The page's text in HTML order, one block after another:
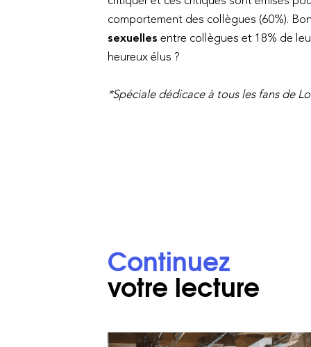
comportement des collègues (60%).
sexuelles entre collègues et 18% de
heureux élus ?
*Spéciale dédicace à tous les fans de
Continuez
votre lecture